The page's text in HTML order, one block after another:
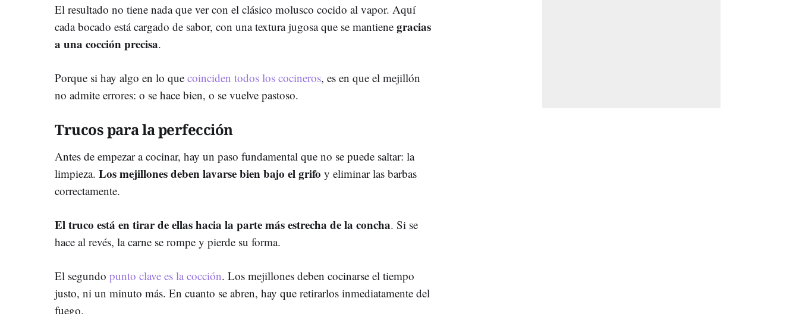
El resultado no tiene nada que ver con el clásico molusco cocido al vapor. Aquí
cada bocado está cargado de sabor, con una textura jugosa que se mantiene gracias
a una cocción precisa.
Porque si hay algo en lo que coinciden todos los cocineros, es en que el mejillón
no admite errores: o se hace bien, o se vuelve pastoso.
Trucos para la perfección
Antes de empezar a cocinar, hay un paso fundamental que no se puede saltar: la
limpieza. Los mejillones deben lavarse bien bajo el grifo y eliminar las barbas
correctamente.
El truco está en tirar de ellas hacia la parte más estrecha de la concha. Si se
hace al revés, la carne se rompe y pierde su forma.
El segundo punto clave es la cocción. Los mejillones deben cocinarse el tiempo
justo, ni un minuto más. En cuanto se abren, hay que retirarlos inmediatamente del
fuego.